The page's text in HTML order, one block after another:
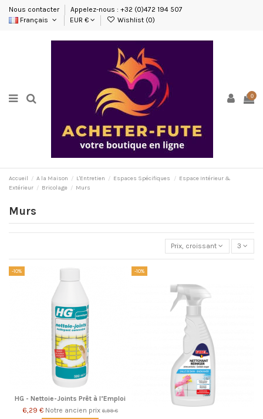
Nous contacter
Appelez-nous : +32 (0)472 194 507
Français
EUR € Wishlist (0)
0
Accueil A la Maison L'Entretien Espaces Spécifiques
Espace Intérieur &
Extérieur
Bricolage Murs
Murs
Prix, croissant 3
-10%
HG - Nettoie-Joints Prêt à l’Emploi
6,29 € Notre ancien prix 6,99 €
-10%